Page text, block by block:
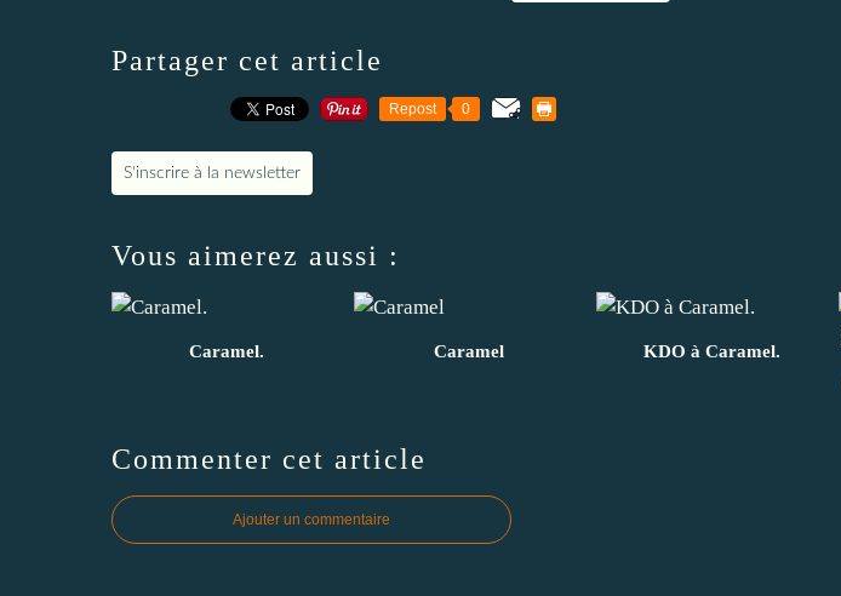
Partager cet article
Repost 0
S'inscrire à la newsletter
Vous aimerez aussi :
Caramel. Caramel
KDO à Caramel.
Commenter cet article
Ajouter un commentaire